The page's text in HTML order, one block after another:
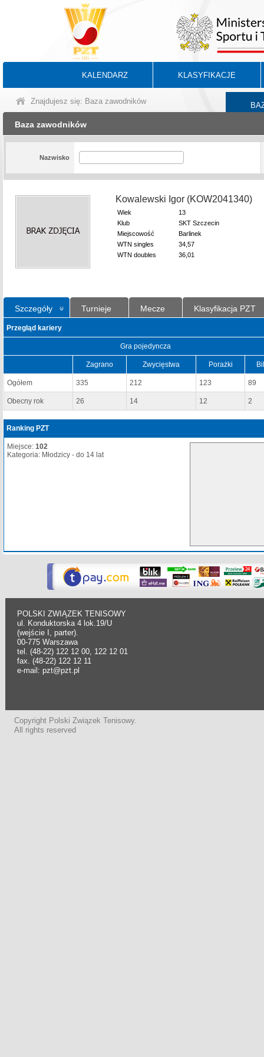
KALENDARZ KLASYFIKACJE
Znajdujesz się: Baza zawodników
Baza zawodników
Nazwisko
Kowalewski Igor (KOW2041340)
Wiek
13
Klub
SKT Szczecin
Miejscowość
Barlinek
WTN singles
34,57
WTN doubles
36,01
Szczegóły Turnieje Mecze Klasyfikacja PZT
Przegląd kariery
Gra pojedyncza
Zagrano Zwycięstwa Porażki
Ogółem 335 212 123 89
Obecny rok 26 14 12 2
Ranking PZT
Miejsce: 102
Kategoria: Młodzicy - do 14 lat
POLSKI ZWIĄZEK TENISOWY
ul. Konduktorska 4 lok.19/U
(wejście I, parter).
00-775 Warszawa
tel. (48-22) 122 12 00, 122 12 01
fax. (48-22) 122 12 11
e-mail: pzt@pzt.pl
Copyright Polski Związek Tenisowy.
All rights reserved